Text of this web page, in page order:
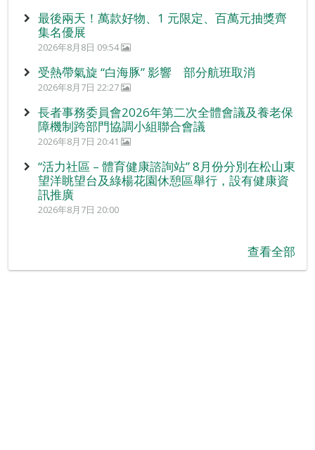
最後兩天！萬款好物、1 元限定、百萬元抽獎齊
集名優展
2026年8月8日 09:54
受熱帶氣旋 “白海豚” 影響 部分航班取消
2026年8月7日 22:27
長者事務委員會2026年第二次全體會議及養老保
障機制跨部門協調小組聯合會議
2026年8月7日 20:41
“活力社區 – 體育健康諮詢站” 8月份分別在松山東
望洋眺望台及綠楊花園休憩區舉行，設有健康資
訊推廣
2026年8月7日 20:00
查看全部